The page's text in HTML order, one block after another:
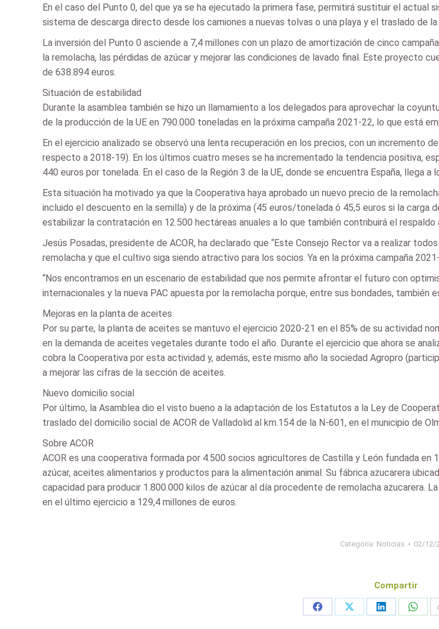
En el caso del Punto 0, del que ya se ha ejecutado la primera fase, permitirá sustituir el actual
sistema de descarga directo desde los camiones a nuevas tolvas o una playa y el traslado de
La inversión del Punto 0 asciende a 7,4 millones con un plazo de amortización de cinco
la remolacha, las pérdidas de azúcar y mejorar las condiciones de lavado final. Este proyecto
de 638.894 euros.
Situación de estabilidad
Durante la asamblea también se hizo un llamamiento a los delegados para aprovechar la
de la producción de la UE en 790.000 toneladas en la próxima campaña 2021-22, lo que está
En el ejercicio analizado se observó una lenta recuperación en los precios, con un incremento
respecto a 2018-19). En los últimos cuatro meses se ha incrementado la tendencia positiva,
440 euros por tonelada. En el caso de la Región 3 de la UE, donde se encuentra España, llega a
Esta situación ha motivado ya que la Cooperativa haya aprobado un nuevo precio de la
incluido el descuento en la semilla) y de la próxima (45 euros/tonelada ó 45,5 euros si la carga
estabilizar la contratación en 12.500 hectáreas anuales a lo que también contribuirá el
Jesús Posadas, presidente de ACOR, ha declarado que “Este Consejo Rector va a realizar
remolacha y que el cultivo siga siendo atractivo para los socios. Ya en la próxima campaña
“Nos encontramos en un escenario de estabilidad que nos permite afrontar el futuro con
internacionales y la nueva PAC apuesta por la remolacha porque, entre sus bondades, también
Mejoras en la planta de aceites
Por su parte, la planta de aceites se mantuvo el ejercicio 2020-21 en el 85% de su actividad
en la demanda de aceites vegetales durante todo el año. Durante el ejercicio que ahora se
cobra la Cooperativa por esta actividad y, además, este mismo año la sociedad Agropro
a mejorar las cifras de la sección de aceites.
Nuevo domicilio social
Por último, la Asamblea dio el visto bueno a la adaptación de los Estatutos a la Ley de
traslado del domicilio social de ACOR de Valladolid al km.154 de la N-601, en el municipio de
Sobre ACOR
ACOR es una cooperativa formada por 4.500 socios agricultores de Castilla y León fundada
azúcar, aceites alimentarios y productos para la alimentación animal. Su fábrica azucarera
capacidad para producir 1.800.000 kilos de azúcar al día procedente de remolacha azucarera.
en el último ejercicio a 129,4 millones de euros.
Categoria: Noticias 02/12/
Compartir
Share
Share
Share
Share